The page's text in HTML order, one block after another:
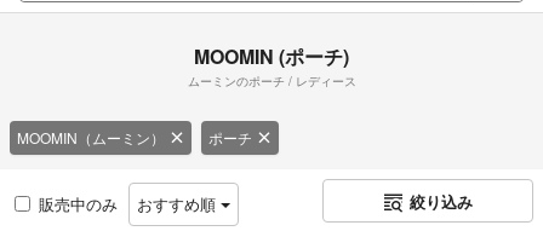
MOOMIN (ポーチ)
ムーミンのポーチ / レディース
MOOMIN（ムーミン） ポーチ
販売中のみ おすすめ順 絞り込み